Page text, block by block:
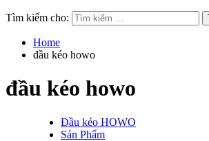
Tìm kiếm cho:
Home
đầu kéo howo
đầu kéo howo
Đầu kéo HOWO
Sản Phẩm